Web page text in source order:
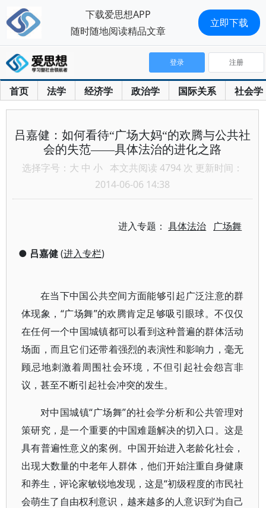
首页 法学 经济学 政治学 国际关系 社会学
登录 注册
吕嘉健：如何看待“广场大妈“的欢腾与公共社
会的失范——具体法治的进化之路
选择字号： 大 中 小 本文共阅读 4794 次 更新时间：
2014-06-06 14:38
进入专题：具体法治 广场舞
● 吕嘉健(进入专栏)
在当下中国公共空间方面能够引起广泛注意的群
体现象，“广场舞”的欢腾肯定足够吸引眼球。不仅仅
在任何一个中国城镇都可以看到这种普遍的群体活动
场面，而且它们还带着强烈的表演性和影响力，毫无
顾忌地刺激着周围社会环境，不但引起社会怨言非
议，甚至不断引起社会冲突的发生。
对中国城镇“广场舞”的社会学分析和公共管理对
策研究，是一个重要的中国难题解决的切入口。这是
具有普遍性意义的案例。中国开始进入老龄化社会，
出现大数量的中老年人群体，他们开始注重自身健康
和养生，评论家敏锐地发现，这是“初级程度的市民社
会萌生了自由权利意识，越来越多的人意识到‘为自己
下载爱思想APP
随时随地阅读精品文章
立即下载